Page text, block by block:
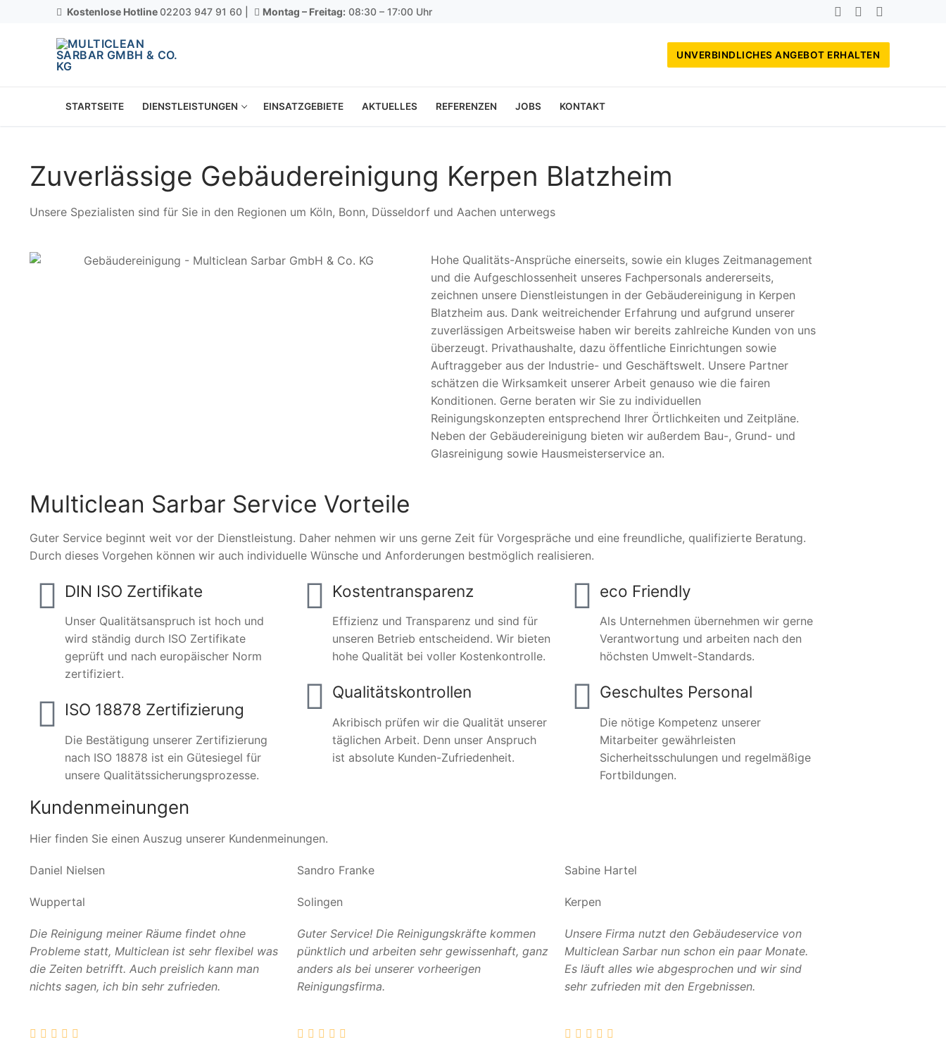
Kostenlose Hotline02203 947 91 60 | Montag – Freitag: 08:30 – 17:00 Uhr
UNVERBINDLICHES ANGEBOT ERHALTEN
STARTSEITE DIENSTLEISTUNGEN EINSATZGEBIETE AKTUELLES REFERENZEN JOBS KONTAKT
Zuverlässige Gebäudereinigung Kerpen Blatzheim
Unsere Spezialisten sind für Sie in den Regionen um Köln, Bonn, Düsseldorf und Aachen unterwegs
Hohe Qualitäts-Ansprüche einerseits, sowie ein kluges Zeitmanagement
und die Aufgeschlossenheit unseres Fachpersonals andererseits,
zeichnen unsere Dienstleistungen in der Gebäudereinigung in Kerpen
Blatzheim aus. Dank weitreichender Erfahrung und aufgrund unserer
zuverlässigen Arbeitsweise haben wir bereits zahlreiche Kunden von uns
überzeugt. Privathaushalte, dazu öffentliche Einrichtungen sowie
Auftraggeber aus der Industrie- und Geschäftswelt. Unsere Partner
schätzen die Wirksamkeit unserer Arbeit genauso wie die fairen
Konditionen. Gerne beraten wir Sie zu individuellen
Reinigungskonzepten entsprechend Ihrer Örtlichkeiten und Zeitpläne.
Neben der Gebäudereinigung bieten wir außerdem Bau-, Grund- und
Glasreinigung sowie Hausmeisterservice an.
Multiclean Sarbar Service Vorteile
Guter Service beginnt weit vor der Dienstleistung. Daher nehmen wir uns gerne Zeit für Vorgespräche und eine freundliche, qualifizierte Beratung.
Durch dieses Vorgehen können wir auch individuelle Wünsche und Anforderungen bestmöglich realisieren.
DIN ISO Zertifikate
Unser Qualitätsanspruch ist hoch und
wird ständig durch ISO Zertifikate
geprüft und nach europäischer Norm
zertifiziert.
ISO 18878 Zertifizierung
Die Bestätigung unserer Zertifizierung
nach ISO 18878 ist ein Gütesiegel für
unsere Qualitätssicherungsprozesse.
Kostentransparenz
Effizienz und Transparenz und sind für
unseren Betrieb entscheidend. Wir bieten
hohe Qualität bei voller Kostenkontrolle.
Qualitätskontrollen
Akribisch prüfen wir die Qualität unserer
täglichen Arbeit. Denn unser Anspruch
ist absolute Kunden-Zufriedenheit.
eco Friendly
Als Unternehmen übernehmen wir gerne
Verantwortung und arbeiten nach den
höchsten Umwelt-Standards.
Geschultes Personal
Die nötige Kompetenz unserer
Mitarbeiter gewährleisten
Sicherheitsschulungen und regelmäßige
Fortbildungen.
Kundenmeinungen
Hier finden Sie einen Auszug unserer Kundenmeinungen.
Daniel Nielsen
Wuppertal
Die Reinigung meiner Räume findet ohne
Probleme statt, Multiclean ist sehr flexibel was
die Zeiten betrifft. Auch preislich kann man
nichts sagen, ich bin sehr zufrieden.
Sandro Franke
Solingen
Guter Service! Die Reinigungskräfte kommen
pünktlich und arbeiten sehr gewissenhaft, ganz
anders als bei unserer vorheerigen
Reinigungsfirma.
Sabine Hartel
Kerpen
Unsere Firma nutzt den Gebäudeservice von
Multiclean Sarbar nun schon ein paar Monate.
Es läuft alles wie abgesprochen und wir sind
sehr zufrieden mit den Ergebnissen.